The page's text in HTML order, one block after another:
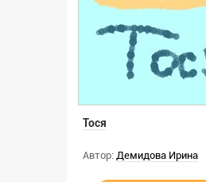
Тося
Автор: Демидова Ирина